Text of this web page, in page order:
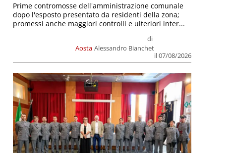
Aosta
di
Alessandro Bianchet
il 07/08/2026
Prime contromosse dell'amministrazione comunale
dopo l'esposto presentato da residenti della zona;
promessi anche maggiori controlli e ulteriori inter...